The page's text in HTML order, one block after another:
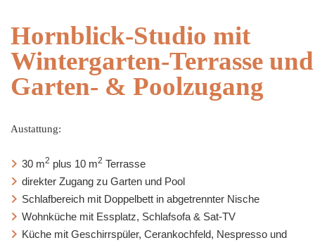
Hornblick-Studio mit
Wintergarten-Terrasse und
Garten- & Poolzugang
Austattung:
30 m2 plus 10 m2 Terrasse
direkter Zugang zu Garten und Pool
Schlafbereich mit Doppelbett in abgetrennter Nische
Wohnküche mit Essplatz, Schlafsofa & Sat-TV
Küche mit Geschirrspüler, Cerankochfeld, Nespresso und